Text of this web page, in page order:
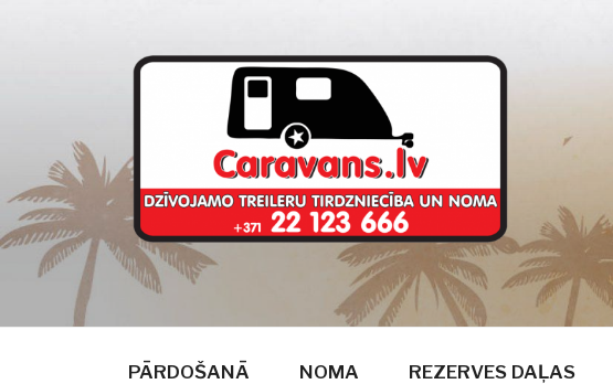
CARAVANS
dzīvojamie treileri
PĀRDOŠANĀ NOMA REZERVES DAĻAS